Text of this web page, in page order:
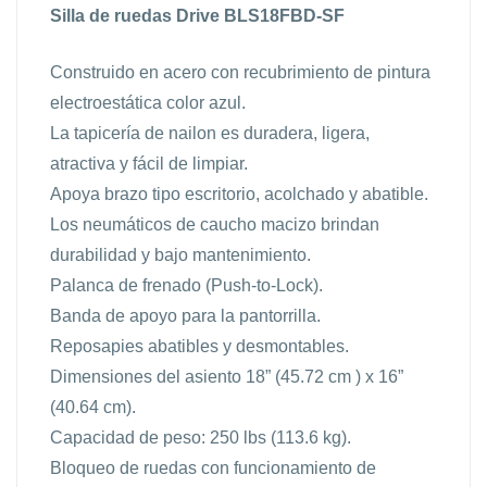
Silla de ruedas Drive BLS18FBD-SF
Construido en acero con recubrimiento de pintura
electroestática color azul.
La tapicería de nailon es duradera, ligera,
atractiva y fácil de limpiar.
Apoya brazo tipo escritorio, acolchado y abatible.
Los neumáticos de caucho macizo brindan
durabilidad y bajo mantenimiento.
Palanca de frenado (Push-to-Lock).
Banda de apoyo para la pantorrilla.
Reposapies abatibles y desmontables.
Dimensiones del asiento 18” (45.72 cm ) x 16”
(40.64 cm).
Capacidad de peso: 250 lbs (113.6 kg).
Bloqueo de ruedas con funcionamiento de